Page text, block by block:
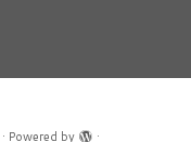
· Powered by ·